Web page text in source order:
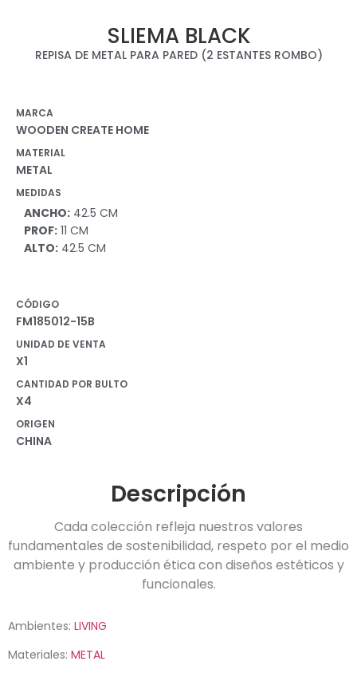
SLIEMA BLACK
REPISA DE METAL PARA PARED (2 ESTANTES ROMBO)
MARCA
WOODEN CREATE HOME
MATERIAL
METAL
MEDIDAS
ANCHO: 42.5 CM
PROF: 11 CM
ALTO: 42.5 CM
CÓDIGO
FM185012-15B
UNIDAD DE VENTA
X1
CANTIDAD POR BULTO
X4
ORIGEN
CHINA
Descripción
Cada colección refleja nuestros valores
fundamentales de sostenibilidad, respeto por el medio
ambiente y producción ética con diseños estéticos y
funcionales.
Ambientes: LIVING
Materiales: METAL